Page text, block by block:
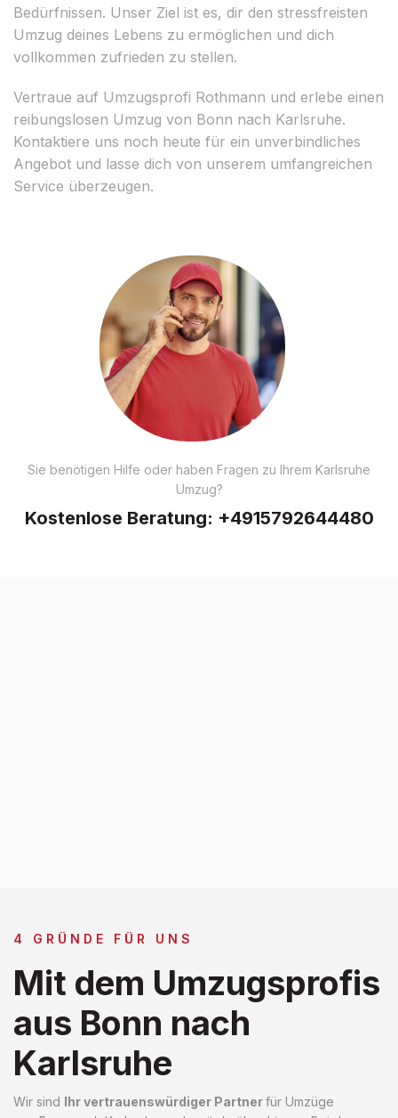
Bedürfnissen. Unser Ziel ist es, dir den stressfreisten
Umzug deines Lebens zu ermöglichen und dich
vollkommen zufrieden zu stellen.
Vertraue auf Umzugsprofi Rothmann und erlebe einen
reibungslosen Umzug von Bonn nach Karlsruhe.
Kontaktiere uns noch heute für ein unverbindliches
Angebot und lasse dich von unserem umfangreichen
Service überzeugen.
Sie benötigen Hilfe oder haben Fragen zu Ihrem Karlsruhe
Umzug?
Kostenlose Beratung: +4915792644480
4 GRÜNDE FÜR UNS
Mit dem Umzugsprofis
aus Bonn nach
Karlsruhe
Wir sind Ihr vertrauenswürdiger Partnerfür Umzüge